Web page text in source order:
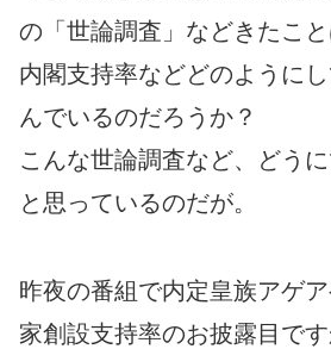
の「世論調査」などきたこと
内閣支持率などどのように
んでいるのだろうか？
こんな世論調査など、どう
と思っているのだが。
昨夜の番組で内定皇族アゲ
家創設支持率のお披露目です